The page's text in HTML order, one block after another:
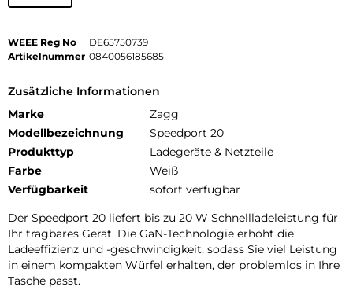
WEEE Reg No
DE65750739
Artikelnummer 0840056185685
Zusätzliche Informationen
Marke
Zagg
Modellbezeichnung
Speedport 20
Produkttyp
Ladegeräte & Netzteile
Farbe
Weiß
Verfügbarkeit
sofort verfügbar
Der Speedport 20 liefert bis zu 20 W Schnellladeleistung für
Ihr tragbares Gerät. Die GaN-Technologie erhöht die
Ladeeffizienz und -geschwindigkeit, sodass Sie viel Leistung
in einem kompakten Würfel erhalten, der problemlos in Ihre
Tasche passt.